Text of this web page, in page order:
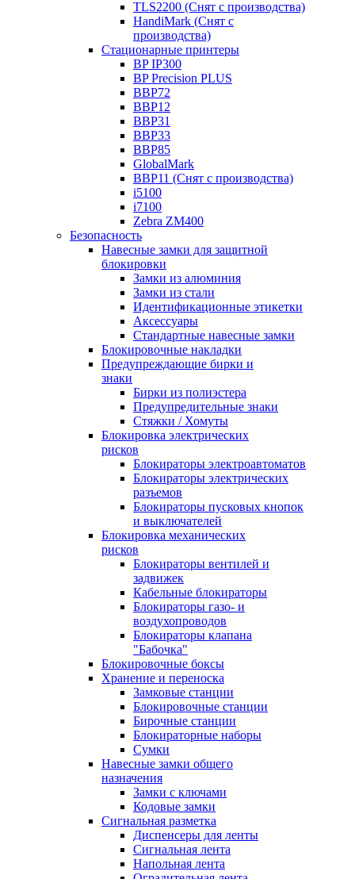
TLS2200 (Снят с производства)
HandiMark (Снят с
производства)
Стационарные принтеры
BP IP300
BP Precision PLUS
BBP72
BBP12
BBP31
BBP33
BBP85
GlobalMark
BBP11 (Снят с производства)
i5100
i7100
Zebra ZM400
Безопасность
Навесные замки для защитной
блокировки
Замки из алюминия
Замки из стали
Идентификационные этикетки
Аксессуары
Стандартные навесные замки
Блокировочные накладки
Предупреждающие бирки и
знаки
Бирки из полиэстера
Предупредительные знаки
Стяжки / Хомуты
Блокировка электрических
рисков
Блокираторы электроавтоматов
Блокираторы электрических
разъемов
Блокираторы пусковых кнопок
и выключателей
Блокировка механических
рисков
Блокираторы вентилей и
задвижек
Кабельные блокираторы
Блокираторы газо- и
воздухопроводов
Блокираторы клапана
"Бабочка"
Блокировочные боксы
Хранение и переноска
Замковые станции
Блокировочные станции
Бирочные станции
Блокираторные наборы
Сумки
Навесные замки общего
назначения
Замки с ключами
Кодовые замки
Сигнальная разметка
Диспенсеры для ленты
Сигнальная лента
Напольная лента